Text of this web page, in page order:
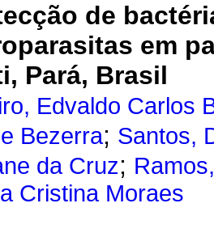
de
em
Pará, Brasil
Edvaldo Carlos
Bezerra; Santos,
da Cruz;
Cristina Moraes